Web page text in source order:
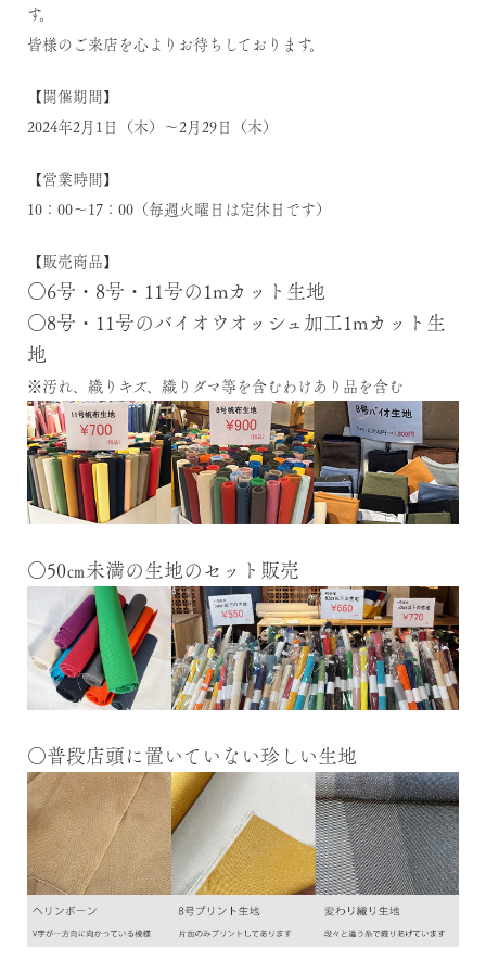
す。
皆様のご来店を心よりお待ちしております。
【開催期間】
2024年2月1日（木）～2月29日（木）
【営業時間】
10：00～17：00（毎週火曜日は定休日です）
【販売商品】
○6号・8号・11号の1mカット生地
○8号・11号のバイオウオッシュ加工1mカット生
地
※汚れ、織りキズ、織りダマ等を含むわけあり品を含む
○50㎝未満の生地のセット販売
○普段店頭に置いていない珍しい生地